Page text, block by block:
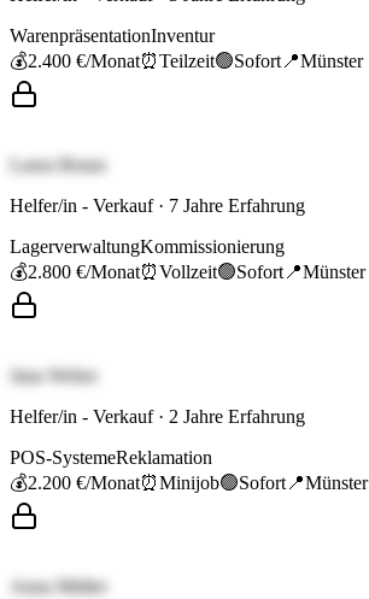
WarenpräsentationInventur
💰2.400 €/Monat⏰Teilzeit🟢Sofort 📍Münster
Laura Braun
Helfer/in - Verkauf· 7 Jahre Erfahrung
LagerverwaltungKommissionierung
💰2.800 €/Monat⏰Vollzeit🟢Sofort 📍Münster
Jana Weber
Helfer/in - Verkauf· 2 Jahre Erfahrung
POS-SystemeReklamation
💰2.200 €/Monat⏰Minijob🟢Sofort 📍Münster
Anna Müller